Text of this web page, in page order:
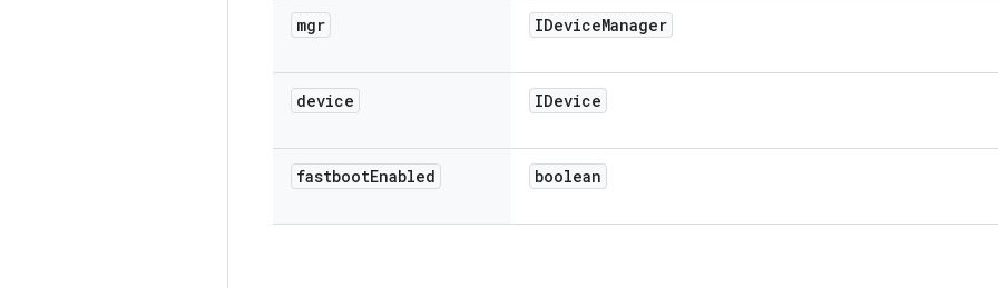
mgr IDeviceManager
device IDevice
fastbootEnabled boolean